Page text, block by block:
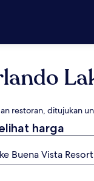
restoran, ditujukan
harga